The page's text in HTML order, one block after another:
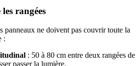
rangées
panneaux ne doivent pas couvrir toute la
:
: 50 à 80 cm entre deux rangées de
passer la lumière.